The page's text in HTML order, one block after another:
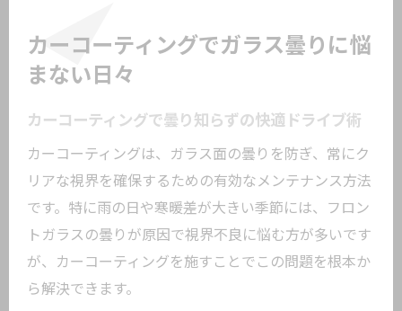
車ガラスの曇り原因をカーコーティング
で解決
カーコーティング活用で曇りガラスとさ
よなら
内側曇り対策に最適なカーコーティング活用
法
車内窓の曇り止めに効くカーコーティン
グ方法
内側曇り対策とカーコーティングの実践
的手順
カーコーティングでガラス曇りに悩
まない日々
カーコーティングで曇り知らずの快適ドライブ術
カーコーティングは、ガラス面の曇りを防ぎ、常にク
リアな視界を確保するための有効なメンテナンス方法
です。特に雨の日や寒暖差が大きい季節には、フロン
トガラスの曇りが原因で視界不良に悩む方が多いです
が、カーコーティングを施すことでこの問題を根本か
ら解決できます。